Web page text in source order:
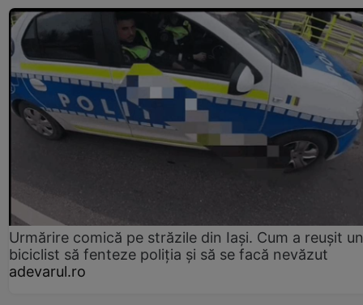
Urmărire comică pe străzile din Iași. Cum a reușit un
biciclist să fenteze poliția și să se facă nevăzut
adevarul.ro